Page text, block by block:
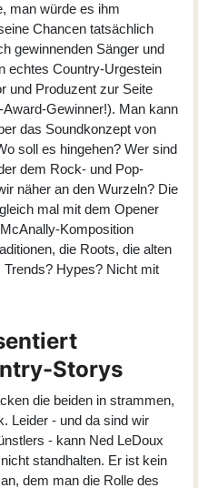
man würde es ihm
Chancen tatsächlich
gewinnenden Sänger und
echtes Country-Urgestein
und Produzent zur Seite
Gewinner!). Man kann
das Soundkonzept von
soll es hingehen? Wer sind
dem Rock- und Pop-
näher an den Wurzeln? Die
mal mit dem Opener
Komposition
die Roots, die alten
Trends? Hypes? Nicht mit
Storys
die beiden in strammen,
Leider - und da sind wir
- kann Ned LeDoux
standhalten. Er ist kein
dem man die Rolle des